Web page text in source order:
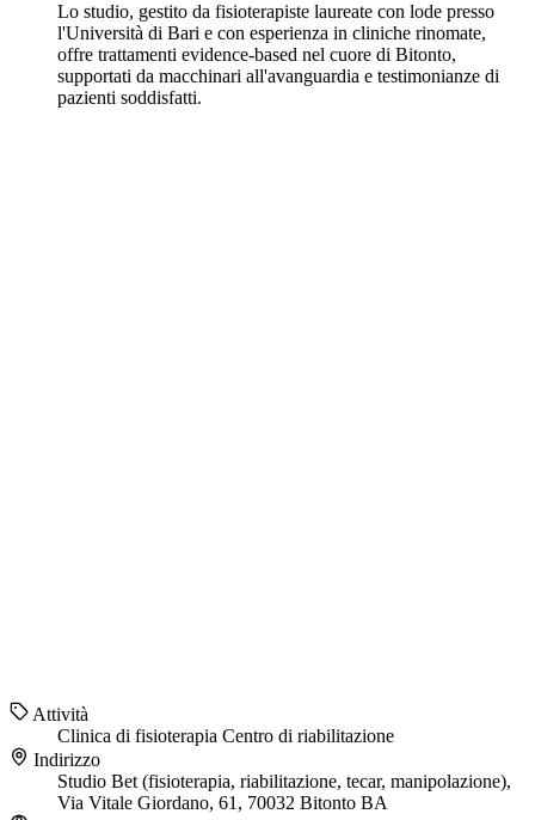
Lo studio, gestito da fisioterapiste laureate con lode presso
l'Università di Bari e con esperienza in cliniche rinomate,
offre trattamenti evidence-based nel cuore di Bitonto,
supportati da macchinari all'avanguardia e testimonianze di
pazienti soddisfatti.
Attività
Clinica di fisioterapia Centro di riabilitazione
Indirizzo
Studio Bet (fisioterapia, riabilitazione, tecar, manipolazione),
Via Vitale Giordano, 61, 70032 Bitonto BA